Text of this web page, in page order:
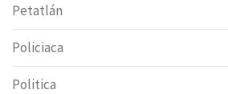
Petatlán
Policiaca
Politica